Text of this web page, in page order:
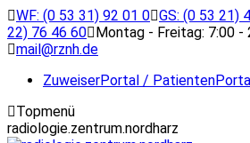
Zum
Inhalt
springen
WF: (0 53 31) 92 01 0 GS: (0 53 21)
22) 76 46 60 Montag - Freitag: 7:00 -
mail@rznh.de
ZuweiserPortal /
Topmenü
radiologie.zentrum.nordharz